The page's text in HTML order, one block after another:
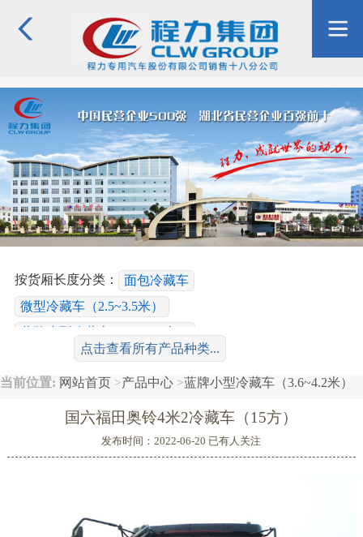
按货厢长度分类：
面包冷藏车
微型冷藏车（2.5~3.5米）
蓝牌小型冷藏车（3.6~4.2米）
黄牌小型冷藏车（4.3~5.2米）
大型冷藏车（6.1~8米）
重型冷藏车（8.1~9.6米）
按底盘厂家分类： 东风冷藏车
福田冷藏车
陕汽冷藏车 江淮冷藏车
点击查看所有产品种类...
当前位置: 网站首页 >产品中心 >蓝牌小型冷藏车（3.6~4.2米）
国六福田奥铃4米2冷藏车（15方）
发布时间：2022-06-20 已有 人关注